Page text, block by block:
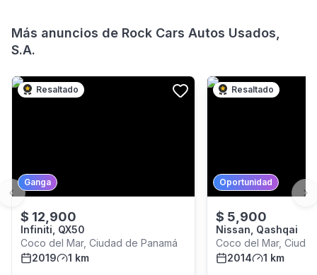
Más anuncios de Rock Cars Autos Usados,
S.A.
Resaltado
Ganga
$ 12,900
Infiniti, QX50
Coco del Mar, Ciudad de Panamá
2019
1 km
Resaltado
Oportunidad
$ 5,900
Nissan, Qashqai
Coco del Mar,
2014
1 km
Previous slide